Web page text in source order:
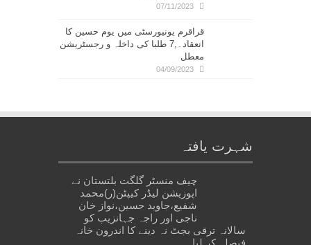
07/11/2023
قراقرم یونیورسٹی میں یوم حسین کا
انعقاد۔,7 طلبا کی داخلہ و رجسٹریشن
معطل
04/09/2023
شہرت یافتہ
چیف منسٹر گلگت بلتستان نے
اپوزیشن لیڈر کیپٹن(ر)محمد
شفیع،جاوید حسین،نواز خان
ناجی اور راجہ جہانزیب کو
سالانہ ترقی بجٹ نہ دینے کا اندرون خانہ